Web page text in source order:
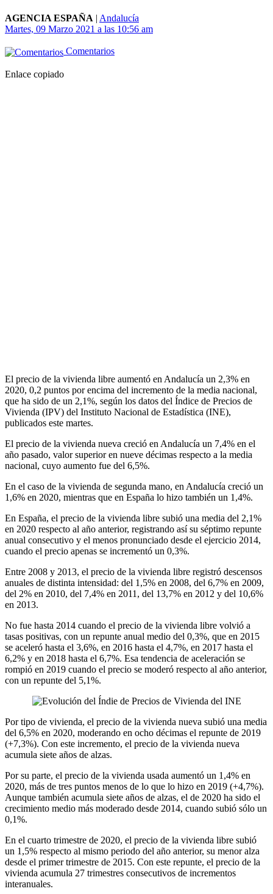
AGENCIA ESPAÑA | Andalucía
Martes, 09 Marzo 2021 a las 10:56 am
Comentarios
Enlace copiado
El precio de la vivienda libre aumentó en Andalucía un 2,3% en
2020, 0,2 puntos por encima del incremento de la media nacional,
que ha sido de un 2,1%, según los datos del Índice de Precios de
Vivienda (IPV) del Instituto Nacional de Estadística (INE),
publicados este martes.
El precio de la vivienda nueva creció en Andalucía un 7,4% en el
año pasado, valor superior en nueve décimas respecto a la media
nacional, cuyo aumento fue del 6,5%.
En el caso de la vivienda de segunda mano, en Andalucía creció un
1,6% en 2020, mientras que en España lo hizo también un 1,4%.
En España, el precio de la vivienda libre subió una media del 2,1%
en 2020 respecto al año anterior, registrando así su séptimo repunte
anual consecutivo y el menos pronunciado desde el ejercicio 2014,
cuando el precio apenas se incrementó un 0,3%.
Entre 2008 y 2013, el precio de la vivienda libre registró descensos
anuales de distinta intensidad: del 1,5% en 2008, del 6,7% en 2009,
del 2% en 2010, del 7,4% en 2011, del 13,7% en 2012 y del 10,6%
en 2013.
No fue hasta 2014 cuando el precio de la vivienda libre volvió a
tasas positivas, con un repunte anual medio del 0,3%, que en 2015
se aceleró hasta el 3,6%, en 2016 hasta el 4,7%, en 2017 hasta el
6,2% y en 2018 hasta el 6,7%. Esa tendencia de aceleración se
rompió en 2019 cuando el precio se moderó respecto al año anterior,
con un repunte del 5,1%.
Por tipo de vivienda, el precio de la vivienda nueva subió una media
del 6,5% en 2020, moderando en ocho décimas el repunte de 2019
(+7,3%). Con este incremento, el precio de la vivienda nueva
acumula siete años de alzas.
Por su parte, el precio de la vivienda usada aumentó un 1,4% en
2020, más de tres puntos menos de lo que lo hizo en 2019 (+4,7%).
Aunque también acumula siete años de alzas, el de 2020 ha sido el
crecimiento medio más moderado desde 2014, cuando subió sólo un
0,1%.
En el cuarto trimestre de 2020, el precio de la vivienda libre subió
un 1,5% respecto al mismo periodo del año anterior, su menor alza
desde el primer trimestre de 2015. Con este repunte, el precio de la
vivienda acumula 27 trimestres consecutivos de incrementos
interanuales.